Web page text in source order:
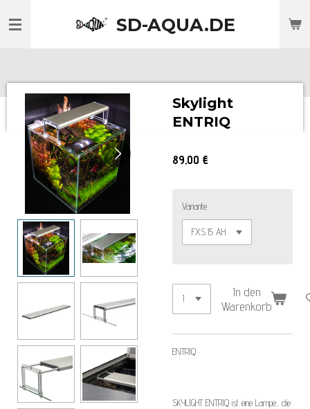
Hauptinhalt
SD-AQUA.DE
Skylight
ENTRIQ
89,00 €
Variante
In den
Warenkorb
ENTRIQ
SKYLIGHT ENTRIQ ist eine Lampe, die